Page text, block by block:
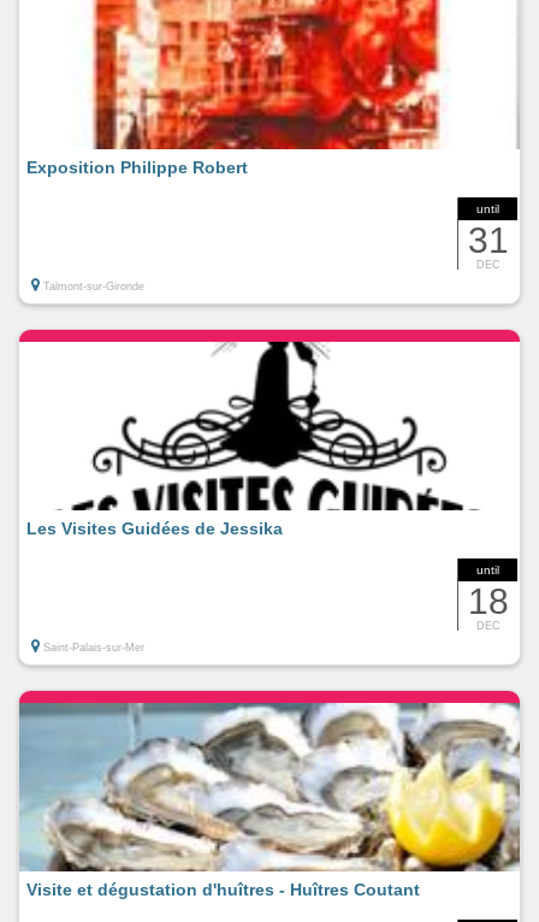
until
31
DEC
Exposition Philippe Robert
Talmont-sur-Gironde
until
18
DEC
Les Visites Guidées de Jessika
Saint-Palais-sur-Mer
Visite et dégustation d'huîtres - Huîtres Coutant